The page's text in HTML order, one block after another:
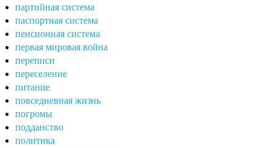
партийная система
паспортная система
пенсионная система
первая мировая война
переписи
переселение
питание
повседневная жизнь
погромы
подданство
политика